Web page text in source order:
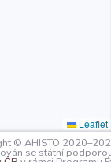
Leaflet
© AHISTO
se státní